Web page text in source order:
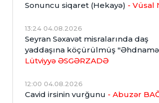
Sonuncu siqaret (Hekayə) - Vüsal
13:24 04.08.2026
Seyran Səxavət misralarında daş
yaddaşına köçürülmüş
Lütviyyə ƏSGƏRZADƏ
12:00 04.08.2026
Cavid irsinin vurğunu - Abuzər